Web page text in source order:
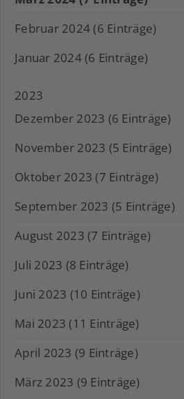
Februar 2024 (6 Einträge)
Januar 2024 (6 Einträge)
2023
Dezember 2023 (6 Einträge)
November 2023 (5 Einträge)
Oktober 2023 (7 Einträge)
September 2023 (5 Einträge)
August 2023 (7 Einträge)
Juli 2023 (8 Einträge)
Juni 2023 (10 Einträge)
Mai 2023 (11 Einträge)
April 2023 (9 Einträge)
März 2023 (9 Einträge)